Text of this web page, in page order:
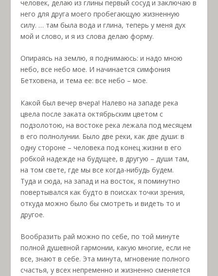
человек, делаю из глины первый сосуд и заключаю в
него для друга моего пробегающую жизненную
силу. … там была вода и глина, теперь у меня дух
мой и слово, и я из слова делаю форму.
Опираясь на землю, я поднимаюсь: и надо мною
небо, все небо мое. И начинается симфония
Бетховена, и тема ее: все небо – мое.
Какой был вечер вчера! Налево на западе река
цвела после заката октябрьским цветом с
подзолотою, на востоке река лежала под месяцем
в его полнолунии. Было две реки, как две души: в
одну стороне – человека под конец жизни в его
робкой надежде на будущее, в другую – души там,
на том свете, где мы все когда-нибудь будем.
Туда и сюда, на запад и на восток, я поминутно
повертывался как будто в поисках точки зрения,
откуда можно было бы смотреть и видеть то и
другое.
Вообразить рай можно по себе, по той минуте
полной душевной гармонии, какую многие, если не
все, знают в себе. Эта минута, мгновение полного
счастья, у всех непременно и жизненно сменяется